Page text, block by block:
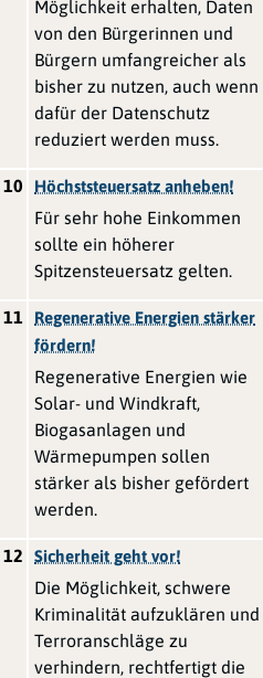
Möglichkeit erhalten, Daten
von den Bürgerinnen und
Bürgern umfangreicher als
bisher zu nutzen, auch wenn
dafür der Datenschutz
reduziert werden muss.
10 Höchststeuersatz anheben!
Für sehr hohe Einkommen
sollte ein höherer
Spitzensteuersatz gelten.
11
Regenerative Energien stärker
fördern!
Regenerative Energien wie
Solar- und Windkraft,
Biogasanlagen und
Wärmepumpen sollen
stärker als bisher gefördert
werden.
12 Sicherheit geht vor!
Die Möglichkeit, schwere
Kriminalität aufzuklären und
Terroranschläge zu
verhindern, rechtfertigt die